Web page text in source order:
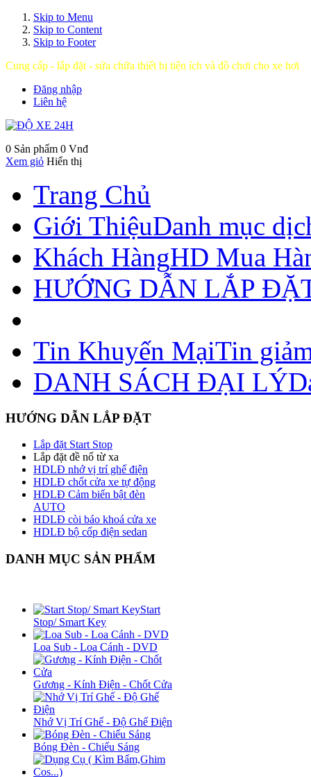
Skip to Menu
Skip to Content
Skip to Footer
Cung cấp - lắp đặt - sửa chữa thiết bị tiện ích và đồ chơi cho xe hơi
Đăng nhập
Liên hệ
0 Sản phẩm 0 Vnđ
Xem giỏ Hiển thị
Trang Chủ
Giới ThiệuDanh mục
Khách HàngHD Mua
HƯỚNG DẪN LẮP
Tin Khuyến MạiTin
DANH SÁCH ĐẠI LÝ
HƯỚNG DẪN LẮP ĐẶT
Lắp đặt Start Stop
Lắp đặt đề nổ từ xa
HDLĐ nhớ vị trí ghế điện
HDLĐ chốt cửa xe tự động
HDLĐ Cảm biến bật đèn
AUTO
HDLĐ còi báo khoá cửa xe
HDLĐ bộ cốp điện sedan
DANH MỤC SẢN PHẨM
Start
Stop/ Smart Key
Loa Sub - Loa Cánh - DVD
Gương - Kính Điện - Chốt Cửa
Nhớ Vị Trí Ghế - Độ Ghế Điện
Bóng Đèn - Chiếu Sáng